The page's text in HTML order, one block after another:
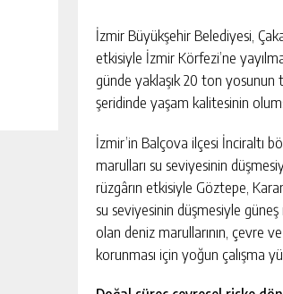
İzmir Büyükşehir Belediyesi,
etkisiyle İzmir Körfezi’ne
günde yaklaşık 20 ton yosunun
şeridinde yaşam kalitesinin
İzmir’in Balçova ilçesi İnciraltı
marulları su seviyesinin
rüzgârın etkisiyle Göztepe,
su seviyesinin düşmesiyle
olan deniz marullarının, çevre
korunması için yoğun çalışma